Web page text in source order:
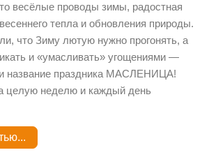
весёлые проводы зимы, радостная
тепла и обновления природы.
что Зиму лютую нужно прогонять, а
и «умасливать» угощениями —
название праздника МАСЛЕНИЦА!
целую неделю и каждый день